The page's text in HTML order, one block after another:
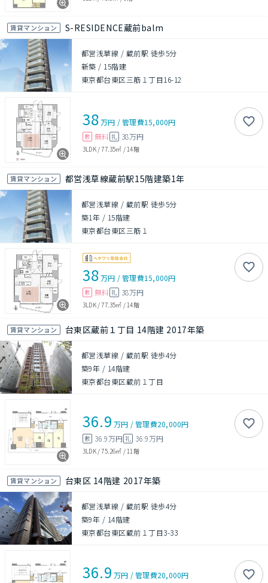
賃貸マンション S-RESIDENCE蔵前balm
都営浅草線 / 蔵前駅 徒歩5分
新築 / 15階建
東京都台東区三筋１丁目16-12
38万円 /管理費15,000円
敷 無料 礼 38万円
3LDK/77.35㎡ / 14階
賃貸マンション 都営浅草線蔵前駅15階建築1年
都営浅草線 / 蔵前駅 徒歩5分
築1年 / 15階建
東京都台東区三筋１
38万円 /管理費15,000円
敷 無料 礼 38万円
3LDK/77.35㎡ /14階
賃貸マンション 台東区蔵前１丁目 14階建 2017年築
都営浅草線 / 蔵前駅 徒歩4分
築9年 / 14階建
東京都台東区蔵前１丁目
36.9 万円 /管理費20,000円
敷 36.9万円 礼 36.9万円
3LDK/75.26㎡ / 11階
賃貸マンション 台東区 14階建 2017年築
都営浅草線 / 蔵前駅 徒歩4分
築9年 / 14階建
東京都台東区蔵前１丁目3-33
36.9 万円 /管理費20,000円